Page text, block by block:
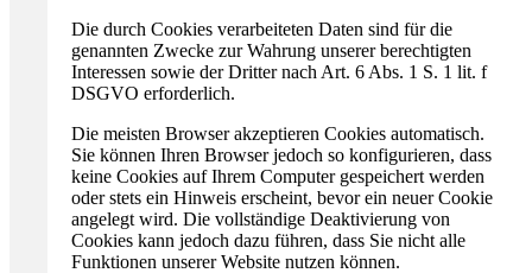
Die durch Cookies verarbeiteten Daten sind für die
genannten Zwecke zur Wahrung unserer berechtigten
Interessen sowie der Dritter nach Art. 6 Abs. 1 S. 1 lit. f
DSGVO erforderlich.
Die meisten Browser akzeptieren Cookies automatisch.
Sie können Ihren Browser jedoch so konfigurieren, dass
keine Cookies auf Ihrem Computer gespeichert werden
oder stets ein Hinweis erscheint, bevor ein neuer Cookie
angelegt wird. Die vollständige Deaktivierung von
Cookies kann jedoch dazu führen, dass Sie nicht alle
Funktionen unserer Website nutzen können.